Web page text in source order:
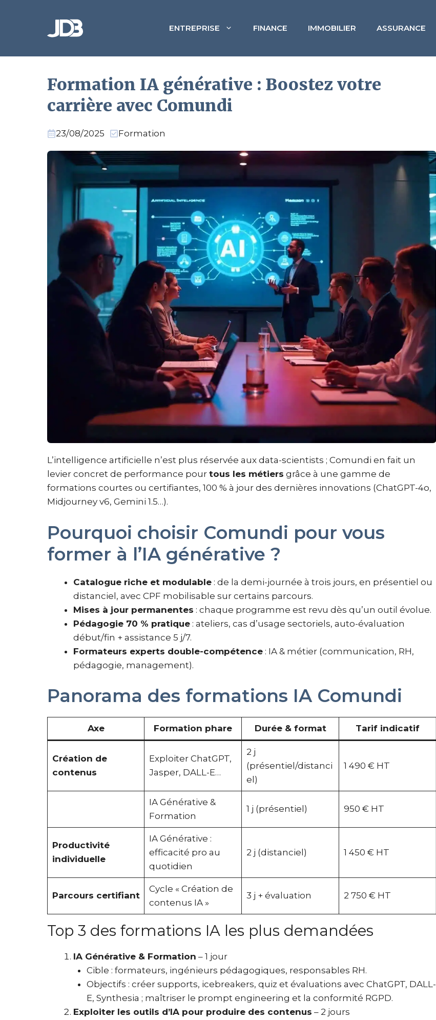
ENTREPRISE FINANCE IMMOBILIER ASSURANCE
Formation IA générative : Boostez votre
carrière avec Comundi
23/08/2025 Formation
L’intelligence artificielle n’est plus réservée aux data-scientists ; Comundi en fait un
levier concret de performance pour tous les métiers grâce à une gamme de
formations courtes ou certifiantes, 100 % à jour des dernières innovations (ChatGPT-4o,
Midjourney v6, Gemini 1.5…).
Pourquoi choisir Comundi pour vous
former à l’IA générative ?
Catalogue riche et modulable : de la demi-journée à trois jours, en présentiel ou
distanciel, avec CPF mobilisable sur certains parcours.
Mises à jour permanentes : chaque programme est revu dès qu’un outil évolue.
Pédagogie 70 % pratique : ateliers, cas d’usage sectoriels, auto-évaluation
début/fin + assistance 5 j/7.
Formateurs experts double-compétence : IA & métier (communication, RH,
pédagogie, management).
Panorama des formations IA Comundi
Axe Formation phare Durée & format Tarif indicatif
Création de
contenus
Exploiter ChatGPT,
Jasper, DALL-E…
2 j
(présentiel/distanci
el)
1 490 € HT
IA Générative &
Formation
1 j (présentiel) 950 € HT
Productivité
individuelle
IA Générative :
efficacité pro au
quotidien
2 j (distanciel) 1 450 € HT
Parcours certifiant
Cycle « Création de
contenus IA »
3 j + évaluation 2 750 € HT
Top 3 des formations IA les plus demandées
IA Générative & Formation – 1 jour
Cible : formateurs, ingénieurs pédagogiques, responsables RH.
Objectifs : créer supports, icebreakers, quiz et évaluations avec ChatGPT, DALL-
E, Synthesia ; maîtriser le prompt engineering et la conformité RGPD.
Exploiter les outils d’IA pour produire des contenus – 2 jours